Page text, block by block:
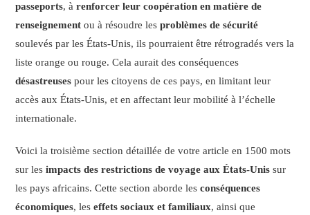
passeports, àrenforcer leur coopération en matière de
renseignement ou à résoudre lesproblèmes de sécurité
soulevés par les États-Unis, ils pourraient être rétrogradés vers la
liste orange ou rouge. Cela aurait des conséquences
désastreuses pour les citoyens de ces pays, en limitant leur
accès aux États-Unis, et en affectant leur mobilité à l’échelle
internationale.
Voici la troisième section détaillée de votre article en 1500 mots
sur lesimpacts des restrictions de voyage aux États-Unis sur
les pays africains. Cette section aborde lesconséquences
économiques, leseffets sociaux et familiaux, ainsi que